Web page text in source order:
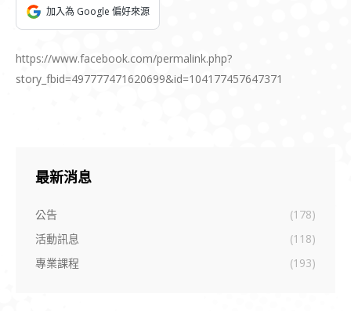
加入為 Google 偏好來源
https://www.facebook.com/permalink.php?
story_fbid=497777471620699&id=104177457647371
最新消息
公告
(178)
活動訊息
(118)
專業課程
(193)